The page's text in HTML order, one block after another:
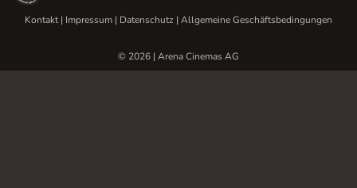
Kontakt| Impressum | Datenschutz | Allgemeine Geschäftsbedingungen
© 2026 | Arena Cinemas AG